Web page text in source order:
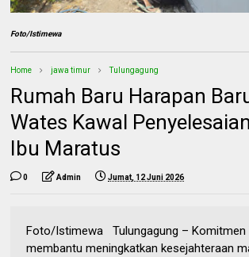
Foto/Istimewa
Home jawa timur Tulungagung
Rumah Baru Harapan
Wates Kawal
Ibu Maratus
0 Admin Jumat, 12 Juni 2026
Foto/Istimewa Tulungagung – Komitmen
membantu meningkatkan kesejahteraan